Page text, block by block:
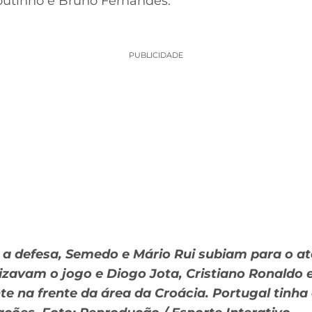
PUBLICIDADE
defesa, Semedo e Mário Rui subiam para o
o jogo e Diogo Jota, Cristiano Ronaldo
na frente da área da Croácia. Portugal